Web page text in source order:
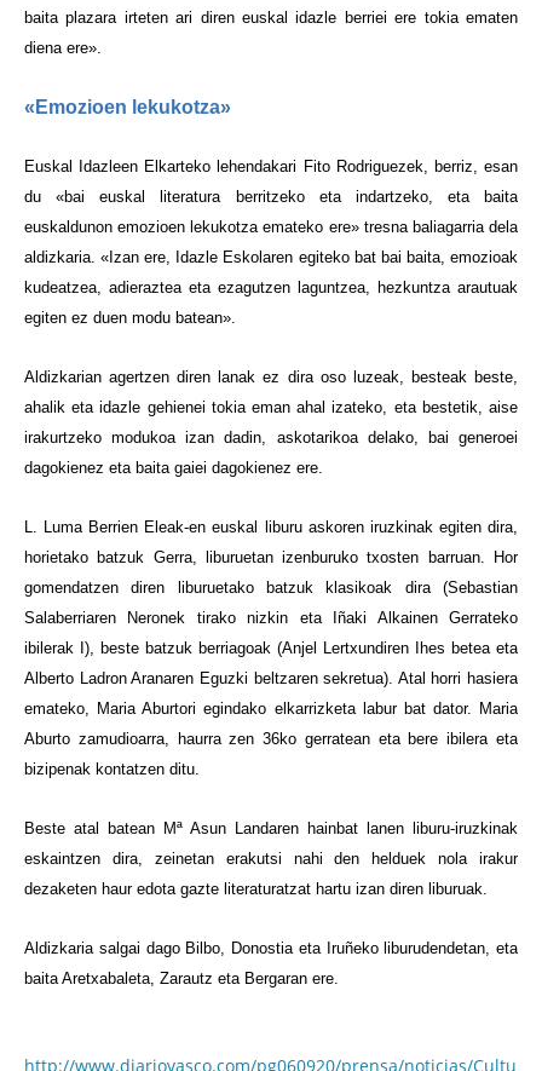
baita plazara irteten ari diren euskal idazle berriei ere tokia ematen
diena ere».
«Emozioen lekukotza»
Euskal Idazleen Elkarteko lehendakari Fito Rodriguezek, berriz, esan
du «bai euskal literatura berritzeko eta indartzeko, eta baita
euskaldunon emozioen lekukotza emateko ere» tresna baliagarria dela
aldizkaria. «Izan ere, Idazle Eskolaren egiteko bat bai baita, emozioak
kudeatzea, adieraztea eta ezagutzen laguntzea, hezkuntza arautuak
egiten ez duen modu batean».
Aldizkarian agertzen diren lanak ez dira oso luzeak, besteak beste,
ahalik eta idazle gehienei tokia eman ahal izateko, eta bestetik, aise
irakurtzeko modukoa izan dadin, askotarikoa delako, bai generoei
dagokienez eta baita gaiei dagokienez ere.
L. Luma Berrien Eleak-en euskal liburu askoren iruzkinak egiten dira,
horietako batzuk Gerra, liburuetan izenburuko txosten barruan. Hor
gomendatzen diren liburuetako batzuk klasikoak dira (Sebastian
Salaberriaren Neronek tirako nizkin eta Iñaki Alkainen Gerrateko
ibilerak I), beste batzuk berriagoak (Anjel Lertxundiren Ihes betea eta
Alberto Ladron Aranaren Eguzki beltzaren sekretua). Atal horri hasiera
emateko, Maria Aburtori egindako elkarrizketa labur bat dator. Maria
Aburto zamudioarra, haurra zen 36ko gerratean eta bere ibilera eta
bizipenak kontatzen ditu.
Beste atal batean Mª Asun Landaren hainbat lanen liburu-iruzkinak
eskaintzen dira, zeinetan erakutsi nahi den helduek nola irakur
dezaketen haur edota gazte literaturatzat hartu izan diren liburuak.
Aldizkaria salgai dago Bilbo, Donostia eta Iruñeko liburudendetan, eta
baita Aretxabaleta, Zarautz eta Bergaran ere.
http://www.diariovasco.com/pg060920/prensa/noticias/Cultu